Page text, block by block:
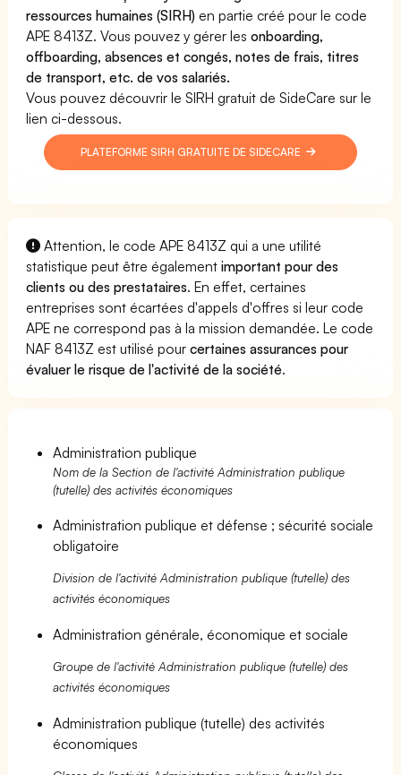
ressources humaines (SIRH) en partie créé pour le code
APE 8413Z. Vous pouvez y gérer lesonboarding,
offboarding, absences et congés, notes de frais, titres
de transport, etc. de vos salariés.
Vous pouvez découvrir le SIRH gratuit de SideCare sur le
lien ci-dessous.
PLATEFORME SIRH GRATUITE DE SIDECARE
Attention, le code APE 8413Z qui a une utilité
statistique peut être égalementimportant pour des
clients ou des prestataires. En effet, certaines
entreprises sont écartées d'appels d'offres si leur code
APE ne correspond pas à la mission demandée. Le code
NAF 8413Z est utilisé pourcertaines assurances pour
évaluer le risque de l'activité de la société.
Administration publique
Nom de la Section de l'activité Administration publique
(tutelle) des activités économiques
Administration publique et défense ; sécurité sociale
obligatoire
Division de l'activité Administration publique (tutelle) des
activités économiques
Administration générale, économique et sociale
Groupe de l'activité Administration publique (tutelle) des
activités économiques
Administration publique (tutelle) des activités
économiques